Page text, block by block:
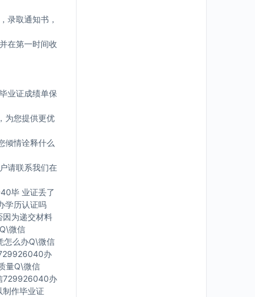
录取通知书，
在第一时间收
业证成绩单保
为您提供更优
倾情诠释什么
请联系我们在
毕 业证丢了
学历认证吗
为递交材料
微信
怎么办Q\微信
办
量Q\微信
729926040办
作毕业证